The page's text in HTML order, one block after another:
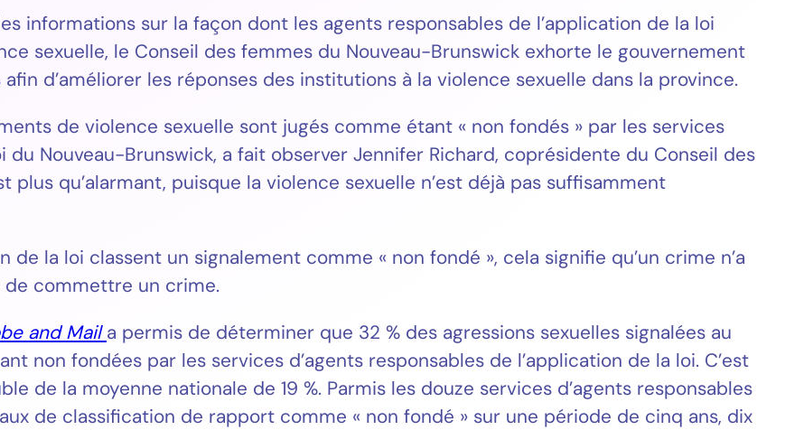
informations sur la façon dont les agents responsables de l’application de la loi
sexuelle, le Conseil des femmes du Nouveau-Brunswick exhorte le gouvernement
d’améliorer les réponses des institutions à la violence sexuelle dans la province.
de violence sexuelle sont jugés comme étant « non fondés » par les services
du Nouveau-Brunswick, a fait observer Jennifer Richard, coprésidente du Conseil des
qu’alarmant, puisque la violence sexuelle n’est déjà pas suffisamment
de la loi classent un signalement comme « non fondé », cela signifie qu’un crime n’a
de commettre un crime.
and Mail a permis de déterminer que 32 % des agressions sexuelles signalées au
non fondées par les services d’agents responsables de l’application de la loi. C’est
de la moyenne nationale de 19 %. Parmis les douze services d’agents responsables
de classification de rapport comme « non fondé » sur une période de cinq ans, dix